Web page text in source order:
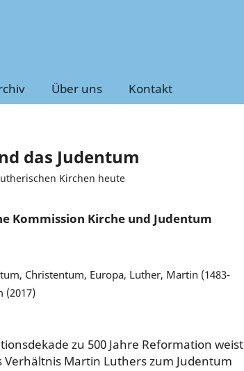
Über uns Kontakt
das Judentum
Kirchen heute
Kommission Kirche und Judentum
Christentum, Europa, Luther, Martin (1483-
(2017)
zu 500 Jahre Reformation weist
Verhältnis Martin Luthers zum Judentum